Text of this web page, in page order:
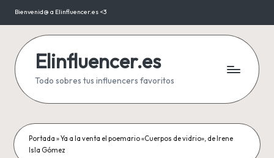
Saltar
contenido
Bienvenid@ a Elinfluencer.es <3
Elinfluencer.es
Todo sobres tus influencers favoritos
Portada »Ya a la venta el poemario «Cuerpos de vidrio», de Irene
Isla Gómez